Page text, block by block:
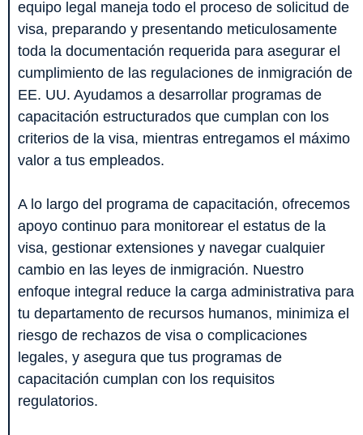
equipo legal maneja todo el proceso de solicitud de
visa, preparando y presentando meticulosamente
toda la documentación requerida para asegurar el
cumplimiento de las regulaciones de inmigración de
EE. UU. Ayudamos a desarrollar programas de
capacitación estructurados que cumplan con los
criterios de la visa, mientras entregamos el máximo
valor a tus empleados.
A lo largo del programa de capacitación, ofrecemos
apoyo continuo para monitorear el estatus de la
visa, gestionar extensiones y navegar cualquier
cambio en las leyes de inmigración. Nuestro
enfoque integral reduce la carga administrativa para
tu departamento de recursos humanos, minimiza el
riesgo de rechazos de visa o complicaciones
legales, y asegura que tus programas de
capacitación cumplan con los requisitos
regulatorios.